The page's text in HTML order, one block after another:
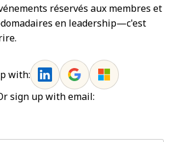
réservés aux membres et
en leadership—c'est
with:
sign up with email: